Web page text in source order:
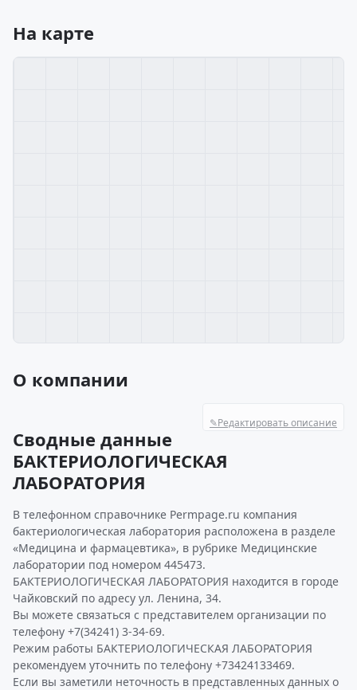
На карте
О компании
✎Редактировать описание
Сводные данные
БАКТЕРИОЛОГИЧЕСКАЯ
ЛАБОРАТОРИЯ
В телефонном справочнике Permpage.ru компания
бактериологическая лаборатория расположена в разделе
«Медицина и фармацевтика», в рубрике Медицинские
лаборатории под номером 445473.
БАКТЕРИОЛОГИЧЕСКАЯ ЛАБОРАТОРИЯ находится в городе
Чайковский по адресу ул. Ленина, 34.
Вы можете связаться с представителем организации по
телефону +7(34241) 3-34-69.
Режим работы БАКТЕРИОЛОГИЧЕСКАЯ ЛАБОРАТОРИЯ
рекомендуем уточнить по телефону +73424133469.
Если вы заметили неточность в представленных данных о